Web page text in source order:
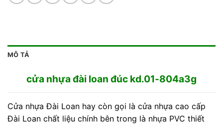
MÔ TẢ
cửa nhựa đài loan đúc kd.01-804a3g
Cửa nhựa Đài Loan hay còn gọi là cửa nhựa cao cấp
Đài Loan chất liệu chính bên trong là nhựa PVC thiết